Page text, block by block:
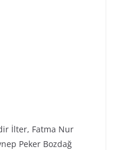
İlter, Fatma Nur
Peker Bozdağ